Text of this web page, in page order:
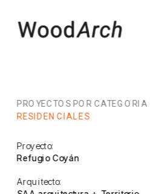
PROYECTOS POR CATEGORIA
RESIDENCIALES
Proyecto:
Refugio Coyán
Arquitecto: